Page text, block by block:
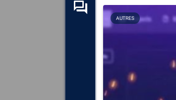
Foro de
componentes,
software instalados
ordenador.
Diagnosticar
las causas de los
AUTRES